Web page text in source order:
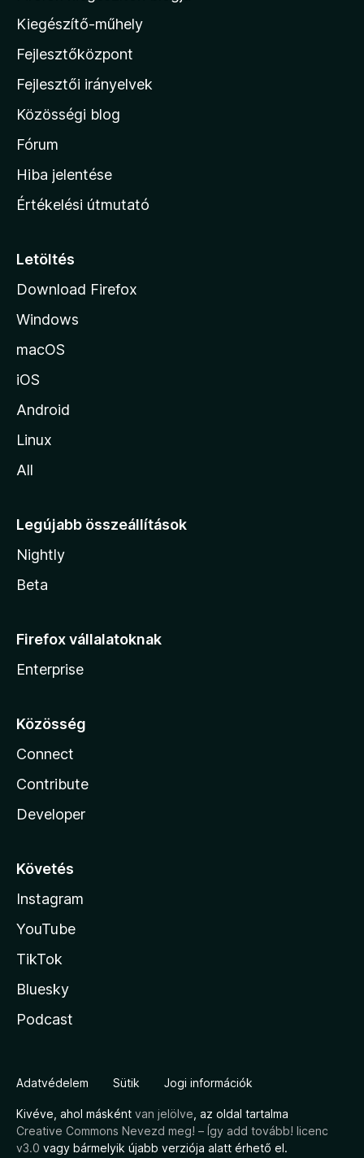
z
i
l
a
h
o
l
p
á
r
Kiegészítő-műhely
Fejlesztőközpont
Fejlesztői irányelvek
Közösségi blog
Fórum
Hiba jelentése
Értékelési útmutató
Letöltés
Download Firefox
Windows
macOS
iOS
Android
Linux
All
Legújabb összeállítások
Nightly
Beta
Firefox vállalatoknak
Enterprise
Közösség
Connect
Contribute
Developer
Követés
Instagram
YouTube
TikTok
Bluesky
Podcast
Adatvédelem Sütik Jogi információk
Kivéve, ahol másként van jelölve , az oldal tartalma
Creative Commons Nevezd meg! – Így add tovább! licenc
v3.0 vagy bármelyik újabb verziója alatt érhető el.